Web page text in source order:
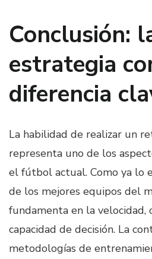
Conclusión:
estrategia
diferencia
La habilidad de realizar un
representa uno de los
el fútbol actual. Como ya lo
de los mejores equipos del
fundamenta en la velocidad,
capacidad de decisión. La
metodologías de